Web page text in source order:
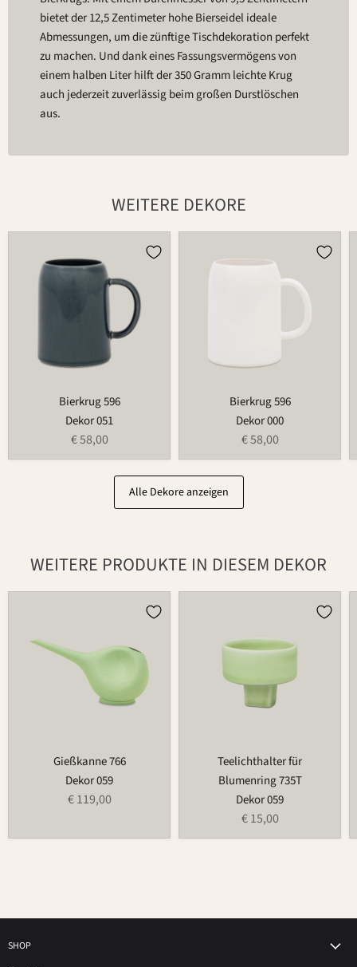
bietet der 12,5 Zentimeter hohe Bierseidel ideale
Abmessungen, um die zünftige Tischdekoration perfekt
zu machen. Und dank eines Fassungsvermögens von
einem halben Liter hilft der 350 Gramm leichte Krug
auch jederzeit zuverlässig beim großen Durstlöschen
aus.
WEITERE DEKORE
Bierkrug 596
Dekor 051
€ 58,00
Bierkrug 596
Dekor 000
€ 58,00
Alle Dekore anzeigen
WEITERE PRODUKTE IN DIESEM DEKOR
Gießkanne 766
Dekor 059
€ 119,00
Teelichthalter für
Blumenring 735T
Dekor 059
€ 15,00
SHOP